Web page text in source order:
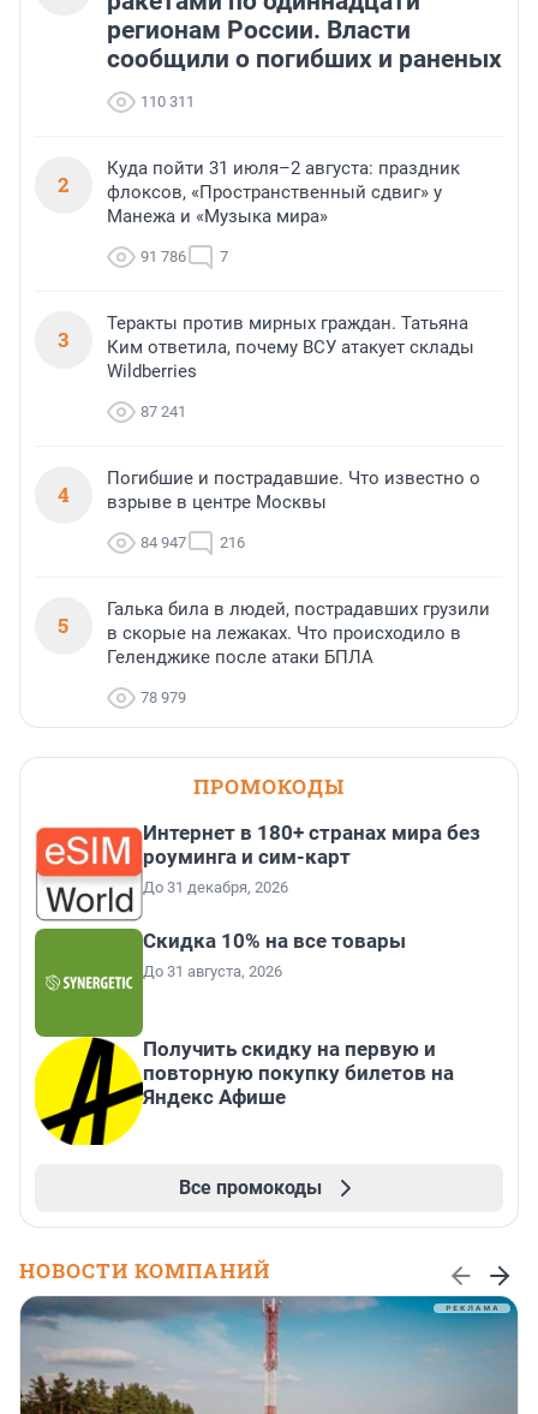
регионам России. Власти
сообщили о погибших и раненых
110 311
2
Куда пойти 31 июля–2 августа: праздник
флоксов, «Пространственный сдвиг» у
Манежа и «Музыка мира»
91 786 7
3
Теракты против мирных граждан. Татьяна
Ким ответила, почему ВСУ атакует склады
Wildberries
87 241
4
Погибшие и пострадавшие. Что известно о
взрыве в центре Москвы
84 947 216
5
Галька била в людей, пострадавших грузили
в скорые на лежаках. Что происходило в
Геленджике после атаки БПЛА
78 979
ПРОМОКОДЫ
Интернет в 180+ странах мира без
роуминга и сим-карт
До 31 декабря, 2026
Скидка 10% на все товары
До 31 августа, 2026
Получить скидку на первую и
повторную покупку билетов на
Яндекс Афише
Все промокоды
НОВОСТИ КОМПАНИЙ